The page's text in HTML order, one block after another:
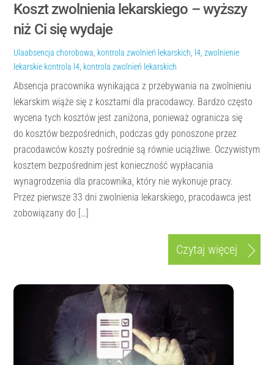
Koszt zwolnienia lekarskiego – wyższy
niż Ci się wydaje
Ulaabsencja chorobowa, kontrola zwolnień lekarskich, l4,zwolnienie
lekarskie kontrola l4, kontrola zwolnień lekarskich
Absencja pracownika wynikająca z przebywania na zwolnieniu
lekarskim wiąże się z kosztami dla pracodawcy. Bardzo często
wycena tych kosztów jest zaniżona, ponieważ ogranicza się
do kosztów bezpośrednich, podczas gdy ponoszone przez
pracodawców koszty pośrednie są równie uciążliwe. Oczywistym
kosztem bezpośrednim jest konieczność wypłacania
wynagrodzenia dla pracownika, który nie wykonuje pracy.
Przez pierwsze 33 dni zwolnienia lekarskiego, pracodawca jest
zobowiązany do […]
Czytaj więcej